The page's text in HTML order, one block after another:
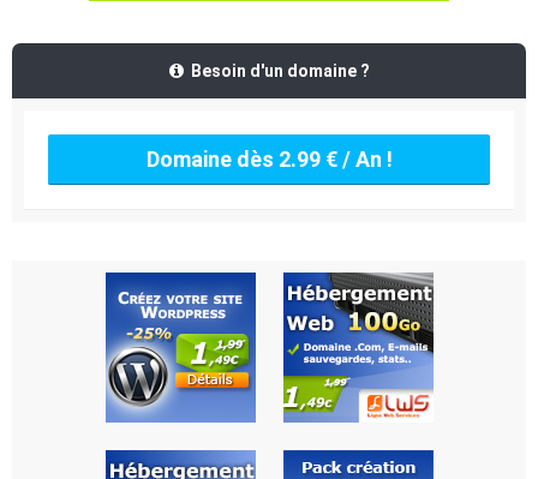
Besoin d'un domaine ?
Domaine dès 2.99 € / An !